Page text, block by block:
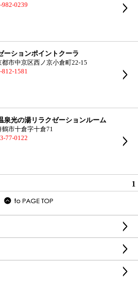
982-0239
ーションポイントクーラ
都市中京区西ノ京小倉町22-15
812-1581
泉光の湯リラクゼーションルーム
鶴市十倉字十倉71
77-0122
1